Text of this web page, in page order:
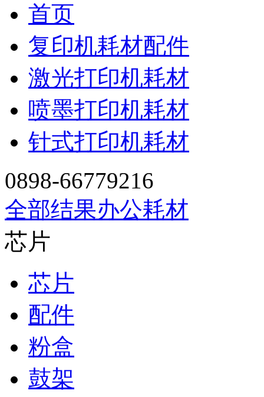
首页
复印机耗材配件
激光打印机耗材
喷墨打印机耗材
针式打印机耗材
0898-66779216
全部结果办公耗材
芯片
芯片
配件
粉盒
鼓架